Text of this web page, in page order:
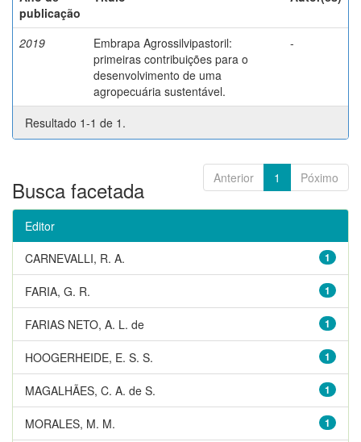
publicação
2019
Embrapa Agrossilvipastoril:
primeiras contribuições para o
desenvolvimento de uma
agropecuária sustentável.
-
Resultado 1-1 de 1.
Anterior 1 Póximo
Busca facetada
Editor
1
CARNEVALLI, R. A.
1
FARIA, G. R.
1
FARIAS NETO, A. L. de
1
HOOGERHEIDE, E. S. S.
1
MAGALHÃES, C. A. de S.
1
MORALES, M. M.